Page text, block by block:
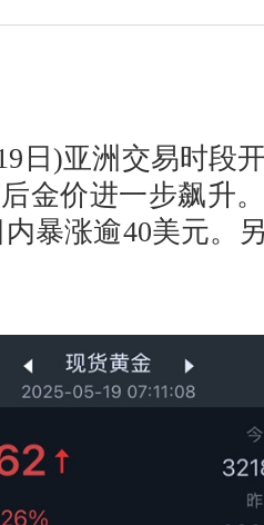
日)亚洲交易时段
金价进一步飙升
暴涨逾40美元。